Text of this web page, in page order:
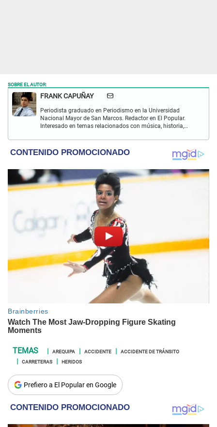
SOBRE EL AUTOR:
FRANK CAPUÑAY
Periodista graduado en Periodismo en la Universidad
Nacional Mayor de San Marcos. Redactor en El Popular.
Interesado en temas relacionados con música, historia,
AREQUIPA ACCIDENTE
ACCIDENTE DE TRÁNSITO
CARRETERAS
HERIDOS
Prefiero a El Popular en Google